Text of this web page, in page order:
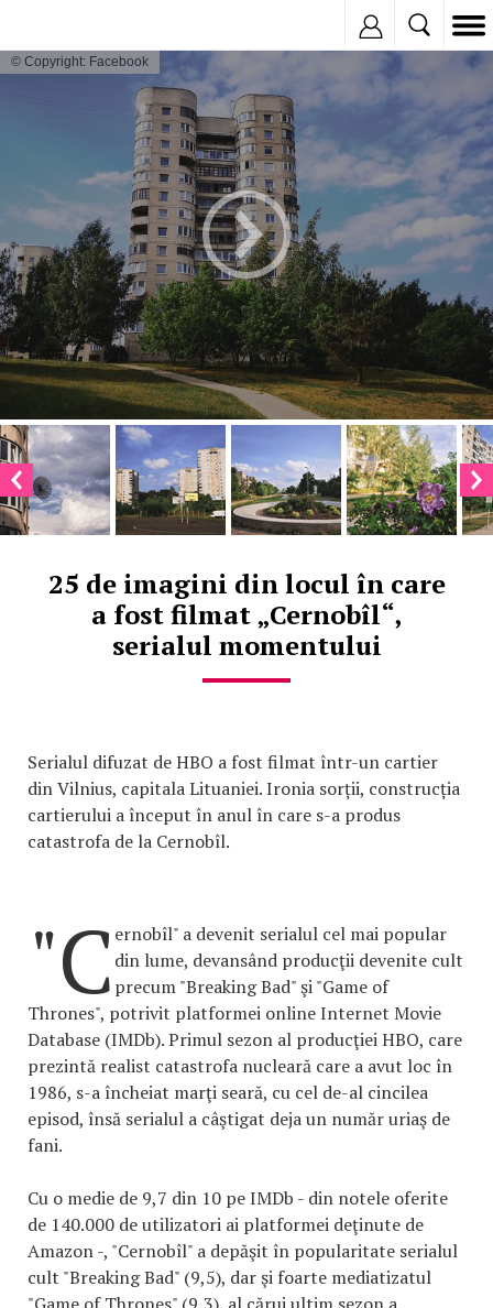
© Copyright: Facebook
25 de imagini din locul în care
a fost filmat „Cernobîl“,
serialul momentului
Serialul difuzat de HBO a fost filmat într-un cartier
din Vilnius, capitala Lituaniei. Ironia sorții, construcția
cartierului a început în anul în care s-a produs
catastrofa de la Cernobîl.
"C ernobîl" a devenit serialul cel mai popular
din lume, devansând producţii devenite cult
precum "Breaking Bad" şi "Game of
Thrones", potrivit platformei online Internet Movie
Database (IMDb). Primul sezon al producţiei HBO, care
prezintă realist catastrofa nucleară care a avut loc în
1986, s-a încheiat marţi seară, cu cel de-al cincilea
episod, însă serialul a câştigat deja un număr uriaş de
fani.
Cu o medie de 9,7 din 10 pe IMDb - din notele oferite
de 140.000 de utilizatori ai platformei deţinute de
Amazon -, "Cernobîl" a depăşit în popularitate serialul
cult "Breaking Bad" (9,5), dar şi foarte mediatizatul